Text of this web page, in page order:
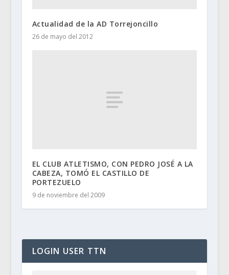
Actualidad de la AD Torrejoncillo
26 de mayo del 2012
EL CLUB ATLETISMO, CON PEDRO JOSÉ A LA
CABEZA, TOMÓ EL CASTILLO DE
PORTEZUELO
9 de noviembre del 2009
LOGIN USER TTN